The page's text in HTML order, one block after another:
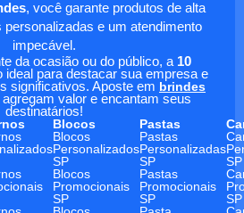
, você garante produtos de alta
personalizadas e um atendimento
impecável.
da ocasião ou do público, a 10
para destacar sua empresa e
significativos. Aposte em brindes
agregam valor e encantam seus
destinatários!
Blocos Pastas
Blocos
Personalizados
SP
Pastas
Personalizadas
SP
SP
Blocos
Promocionais
SP
Pastas
Promocionais
SP
SP